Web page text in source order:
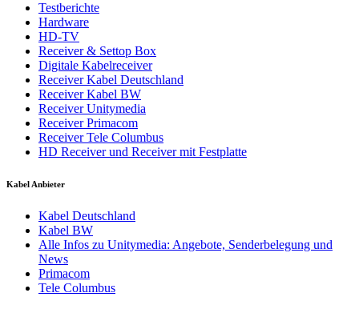
Testberichte
Hardware
HD-TV
Receiver & Settop Box
Digitale Kabelreceiver
Receiver Kabel Deutschland
Receiver Kabel BW
Receiver Unitymedia
Receiver Primacom
Receiver Tele Columbus
HD Receiver und Receiver mit Festplatte
Kabel Anbieter
Kabel Deutschland
Kabel BW
Alle Infos zu Unitymedia: Angebote, Senderbelegung und
News
Primacom
Tele Columbus